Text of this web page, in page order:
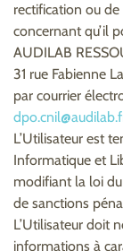
rectification ou
concernant qu’il
AUDILAB
31 rue Fabienne
par courrier
L’Utilisateur est
Informatique et
modifiant la loi
de sanctions
L’Utilisateur doit
informations à